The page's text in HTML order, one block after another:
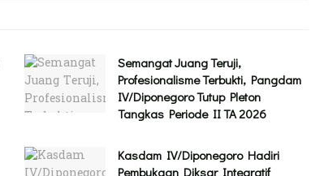
Semangat Juang Teruji,
Profesionalisme Terbukti, Pangdam
IV/Diponegoro Tutup Pleton
Tangkas Periode II TA 2026
Kasdam IV/Diponegoro Hadiri
Pembukaan Diksar Integratif